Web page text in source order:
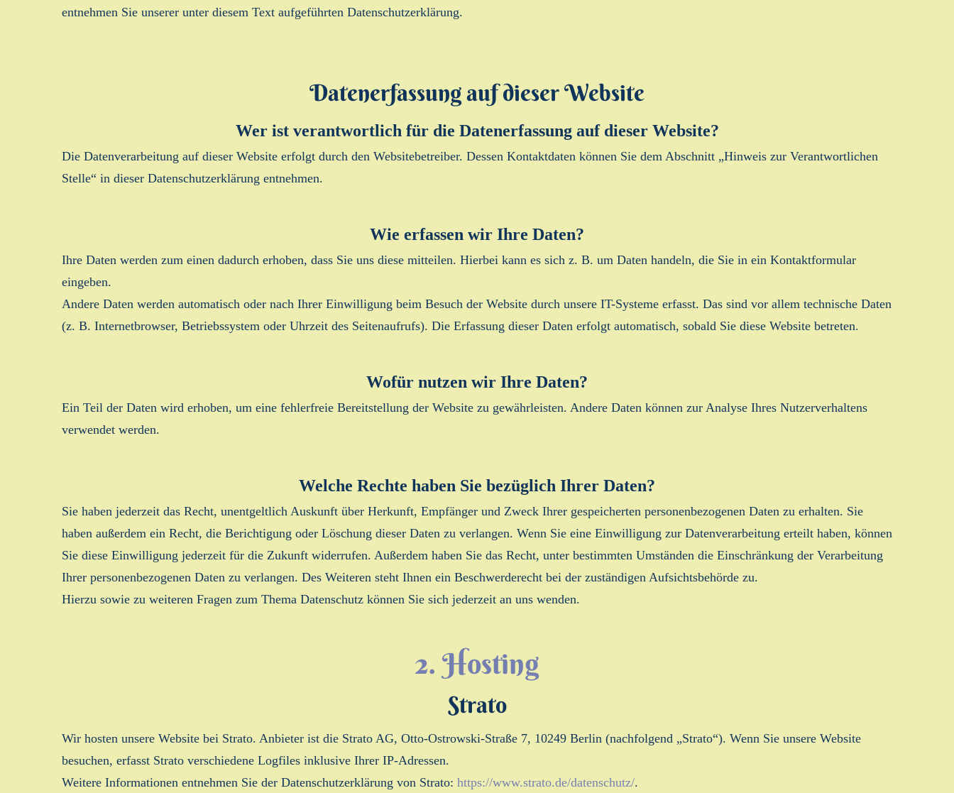
entnehmen Sie unserer unter diesem Text aufgeführten Datenschutzerklärung.
Datenerfassung auf dieser Website
Wer ist verantwortlich für die Datenerfassung auf dieser Website?
Die Datenverarbeitung auf dieser Website erfolgt durch den Websitebetreiber. Dessen Kontaktdaten können Sie dem Abschnitt „Hinweis zur Verantwortlichen
Stelle“ in dieser Datenschutzerklärung entnehmen.
Wie erfassen wir Ihre Daten?
Ihre Daten werden zum einen dadurch erhoben, dass Sie uns diese mitteilen. Hierbei kann es sich z. B. um Daten handeln, die Sie in ein Kontaktformular
eingeben.
Andere Daten werden automatisch oder nach Ihrer Einwilligung beim Besuch der Website durch unsere IT-Systeme erfasst. Das sind vor allem technische Daten
(z. B. Internetbrowser, Betriebssystem oder Uhrzeit des Seitenaufrufs). Die Erfassung dieser Daten erfolgt automatisch, sobald Sie diese Website betreten.
Wofür nutzen wir Ihre Daten?
Ein Teil der Daten wird erhoben, um eine fehlerfreie Bereitstellung der Website zu gewährleisten. Andere Daten können zur Analyse Ihres Nutzerverhaltens
verwendet werden.
Welche Rechte haben Sie bezüglich Ihrer Daten?
Sie haben jederzeit das Recht, unentgeltlich Auskunft über Herkunft, Empfänger und Zweck Ihrer gespeicherten personenbezogenen Daten zu erhalten. Sie
haben außerdem ein Recht, die Berichtigung oder Löschung dieser Daten zu verlangen. Wenn Sie eine Einwilligung zur Datenverarbeitung erteilt haben, können
Sie diese Einwilligung jederzeit für die Zukunft widerrufen. Außerdem haben Sie das Recht, unter bestimmten Umständen die Einschränkung der Verarbeitung
Ihrer personenbezogenen Daten zu verlangen. Des Weiteren steht Ihnen ein Beschwerderecht bei der zuständigen Aufsichtsbehörde zu.
Hierzu sowie zu weiteren Fragen zum Thema Datenschutz können Sie sich jederzeit an uns wenden.
2. Hosting
Strato
Wir hosten unsere Website bei Strato. Anbieter ist die Strato AG, Otto-Ostrowski-Straße 7, 10249 Berlin (nachfolgend „Strato“). Wenn Sie unsere Website
besuchen, erfasst Strato verschiedene Logfiles inklusive Ihrer IP-Adressen.
Weitere Informationen entnehmen Sie der Datenschutzerklärung von Strato: https://www.strato.de/datenschutz/.